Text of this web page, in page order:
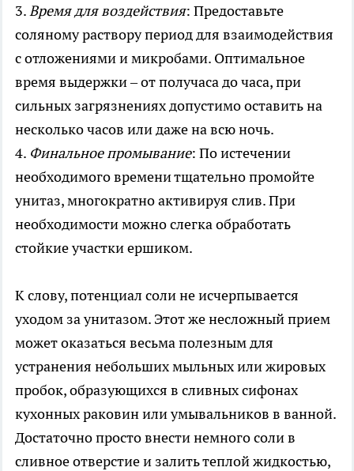
3.Время для воздействия: Предоставьте
соляному раствору период для взаимодействия
с отложениями и микробами. Оптимальное
время выдержки – от получаса до часа, при
сильных загрязнениях допустимо оставить на
несколько часов или даже на всю ночь.
4. Финальное промывание: По истечении
необходимого времени тщательно промойте
унитаз, многократно активируя слив. При
необходимости можно слегка обработать
стойкие участки ершиком.
К слову, потенциал соли не исчерпывается
уходом за унитазом. Этот же несложный прием
может оказаться весьма полезным для
устранения небольших мыльных или жировых
пробок, образующихся в сливных сифонах
кухонных раковин или умывальников в ванной.
Достаточно просто внести немного соли в
сливное отверстие и залить теплой жидкостью,